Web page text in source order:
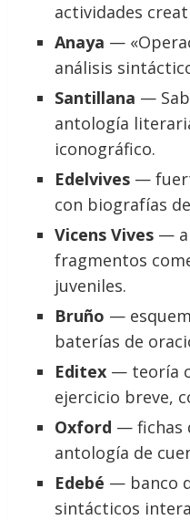
actividades
Anaya —
análisis
Santillana —
antología
iconográfico.
Edelvives —
con biografías
Vicens Vives —
fragmentos
juveniles.
Bruño —
baterías de
Editex — teoría
ejercicio breve,
Oxford — fichas
antología de
Edebé — banco
sintácticos